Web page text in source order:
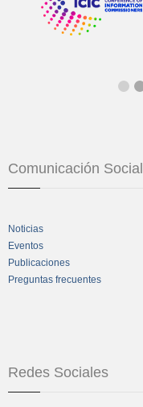
Comunicación Social
Noticias
Eventos
Publicaciones
Preguntas frecuentes
Redes Sociales